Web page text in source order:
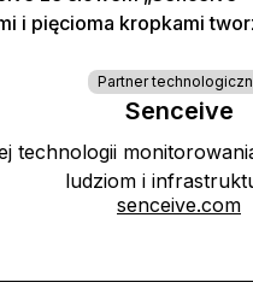
Partner
Senceive
technologii
ludziom i
senceive.com